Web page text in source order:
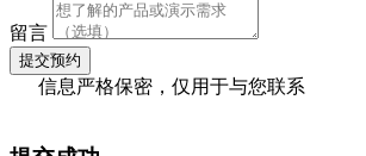
留言
提交预约
信息严格保密，仅用于与您联系